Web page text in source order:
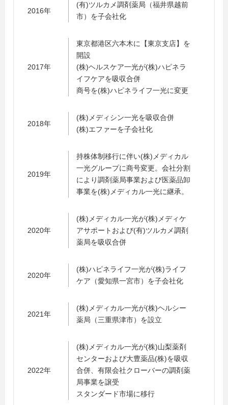
2016年
(有)ツルカメ調剤薬局（福井県越前
市）を子会社化
2017年
東京都港区六本木に【東京支店】を
開設
(株)ヘルスケア一光が(株)ハピネラ
イフケアを吸収合併
商号を(株)ハピネライフ一光に変更
2018年
(株)メディシン一光を吸収合併
(株)エファーを子会社化
2019年
持株体制移行に伴い(株)メディカル
一光グループに商号変更。会社分割
により調剤薬局事業および医薬品卸
事業を(株)メディカル一光に継承。
2020年
(株)メディカル一光が(株)メディケ
アサポートおよび(有)ツルカメ調剤
薬局を吸収合併
2020年
(株)ハピネライフ一光が(株)ライフ
ケア（愛知県一宮市）を子会社化
2021年
(株)メディカル一光が(株)ヘルシー
薬局（三重県津市）を設立
2022年
(株)メディカル一光が(株)山梨薬剤
センターおよび大豊薬品(株)を吸収
合併、有限会社クローバーの調剤薬
局事業を譲受
スタンダード市場に移行